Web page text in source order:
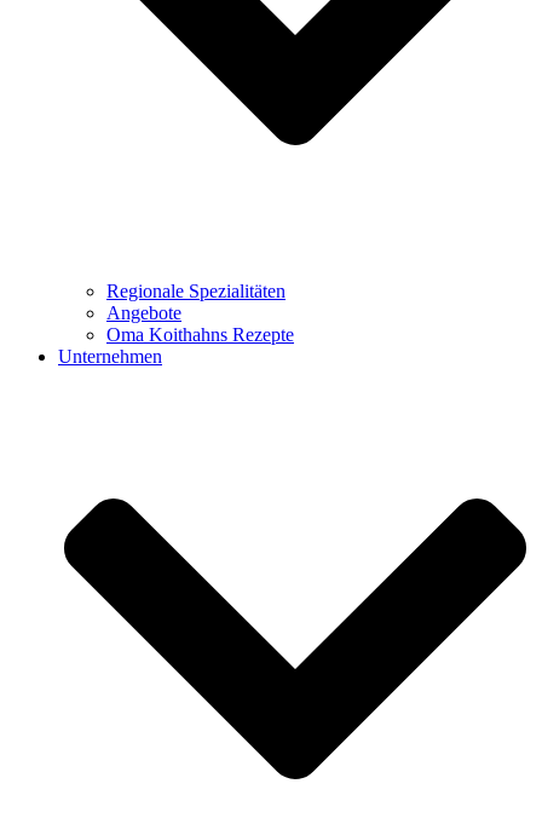
Regionale Spezialitäten
Angebote
Oma Koithahns Rezepte
Unternehmen